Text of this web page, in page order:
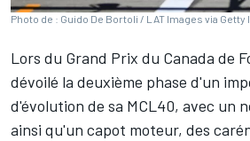
Photo de : Guido De Bortoli / LAT Images via Getty
Lors du Grand Prix du Canada de
dévoilé la deuxième phase d'un
d'évolution de sa MCL40, avec un
ainsi qu'un capot moteur, des